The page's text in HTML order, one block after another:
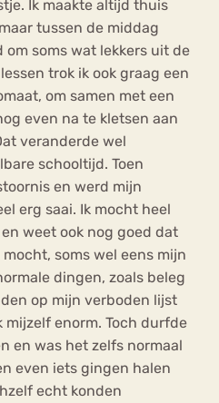
Ik maakte altijd thuis
tussen de middag
om soms wat lekkers uit de
trok ik ook graag een
om samen met een
even na te kletsen aan
veranderde wel
schooltijd. Toen
en werd mijn
erg saai. Ik mocht heel
weet ook nog goed dat
soms wel eens mijn
dingen, zoals beleg
op mijn verboden lijst
enorm. Toch durfde
en was het zelfs normaal
even iets gingen halen
echt konden